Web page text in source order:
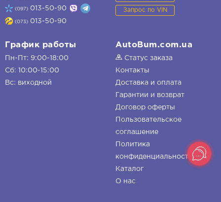
(097) 013-50-90
(073) 013-50-90
Запрос по VIN
График работы
Пн-Пт: 9:00-18:00
Сб: 10:00-15:00
Вс: виходной
AutoBum.com.ua
Статус заказа
Контакты
Доставка и оплата
Гарантии и возврат
Договор оферты
Пользовательское
соглашение
Политика
конфиденциальности
Каталог
О нас